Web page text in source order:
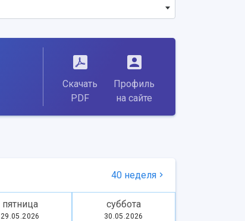
Скачать
PDF
Профиль
на сайте
40 неделя
пятница
29.05.2026
суббота
30.05.2026